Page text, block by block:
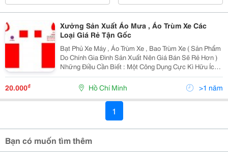
Xưởng Sản Xuất Áo Mưa , Áo Trùm Xe Các
Loại Giá Rẻ Tận Gốc
Bạt Phủ Xe Máy , Áo Trùm Xe , Bao Trùm Xe ( Sản Phẩm
Do Chính Gia Đình Sản Xuất Nên Giá Bán Sẽ Rẻ Hơn )
Những Điều Cần Biết : Một Công Dụng Cực Kì Hữu Ích
Khi Sử Dụng Áo Trùm Xe Đó Là Tránh Bị Ăn Cắp Xe , Bởi
Vì Khi Sử Dụng Áo Trùm Nếu Muốn Lấy Được
20.000₫ Hồ Chí Minh >1 năm
1
Bạn có muốn tìm thêm